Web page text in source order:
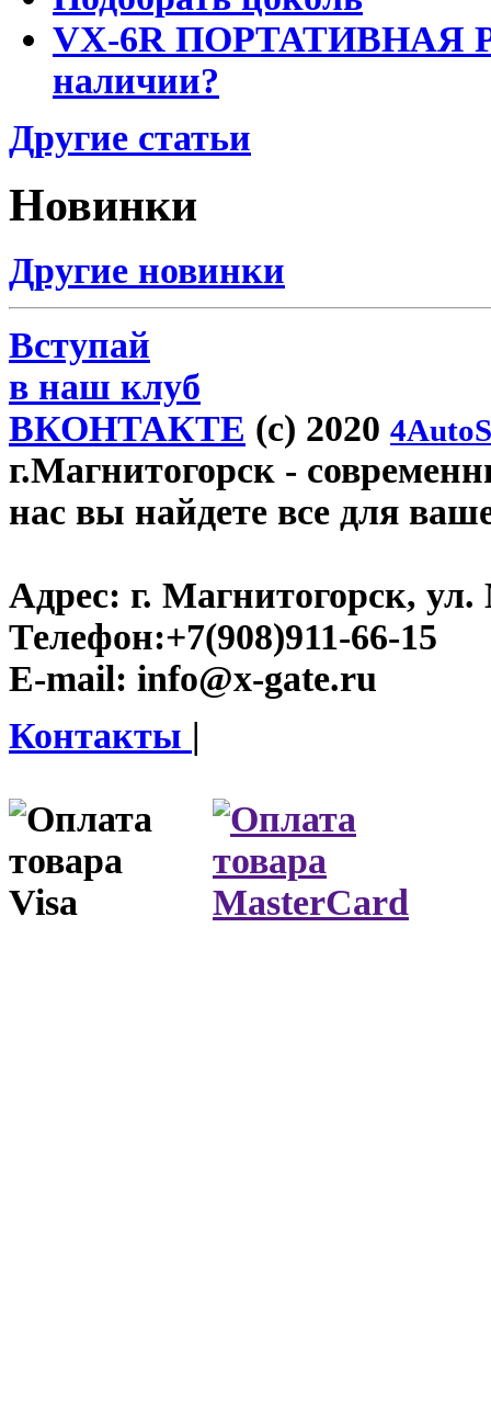
VX-6R ПОРТАТИВНАЯ
наличии?
Другие статьи
Новинки
Другие новинки
Вступай
в наш клуб
ВКОНТАКТЕ (c) 2020
г.Магнитогорск -
нас вы найдете все для
Адрес: г. Магнитогорск, ул.
Телефон:+7(908)911-66-15
E-mail: info@x-gate.ru
Контакты |